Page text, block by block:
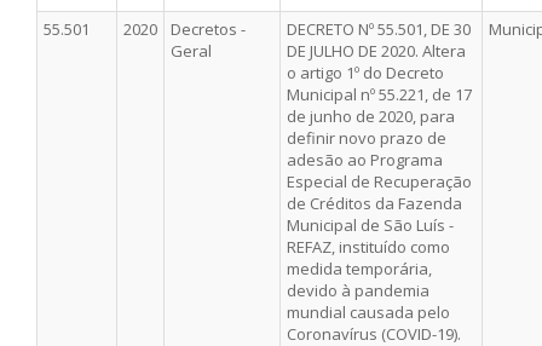
55.501 2020
Decretos -
Geral
DECRETO Nº 55.501, DE 30
DE JULHO DE 2020. Altera
o artigo 1º do Decreto
Municipal nº 55.221, de 17
de junho de 2020, para
definir novo prazo de
adesão ao Programa
Especial de Recuperação
de Créditos da Fazenda
Municipal de São Luís -
REFAZ, instituído como
medida temporária,
devido à pandemia
mundial causada pelo
Coronavírus (COVID-19).